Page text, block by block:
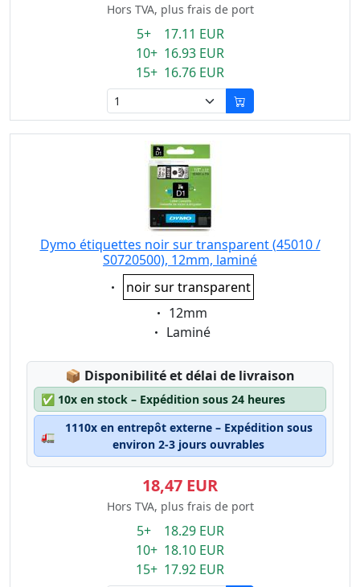
Hors TVA, plus frais de port
5+ 17.11 EUR
10+ 16.93 EUR
15+ 16.76 EUR
Dymo étiquettes noir sur transparent (45010 /
S0720500), 12mm, laminé
Eigenschaft:
noir sur transparent
Eigenschaft:
12mm
Eigenschaft:
Laminé
📦 Lagerstatus:
Disponibilité et délai de livraison
✅ 10x en stock – Expédition sous 24 heures
🚛
1110x en entrepôt externe – Expédition sous
environ 2-3 jours ouvrables
18,47 EUR
Hors TVA, plus frais de port
5+ 18.29 EUR
10+ 18.10 EUR
15+ 17.92 EUR